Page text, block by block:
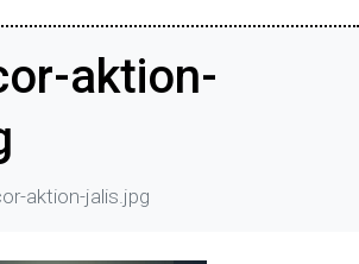
aktion-
aktion-jalis.jpg